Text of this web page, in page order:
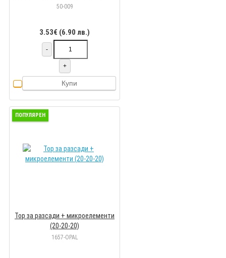
50-009
3.53€ (6.90 лв.)
-
+
Купи
ПОПУЛЯРЕН
Тор за разсади + микроелементи
(20-20-20)
1657-OPAL